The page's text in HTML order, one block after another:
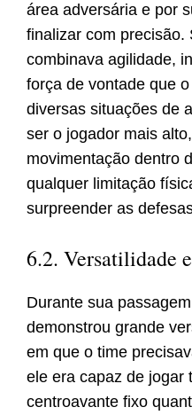
área adversária e por
finalizar com precisão.
combinava agilidade,
força de vontade que
diversas situações de
ser o jogador mais
movimentação dentro
qualquer limitação
surpreender as
6.2. Versatilidade
Durante sua
demonstrou grande
em que o time
ele era capaz de jogar
centroavante fixo